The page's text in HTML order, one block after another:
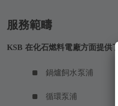
服務範疇
KSB 在化石燃料電廠方面提供
鍋爐飼水泵浦
循環泵浦